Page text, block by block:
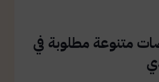
متنوعة مطلوبة في